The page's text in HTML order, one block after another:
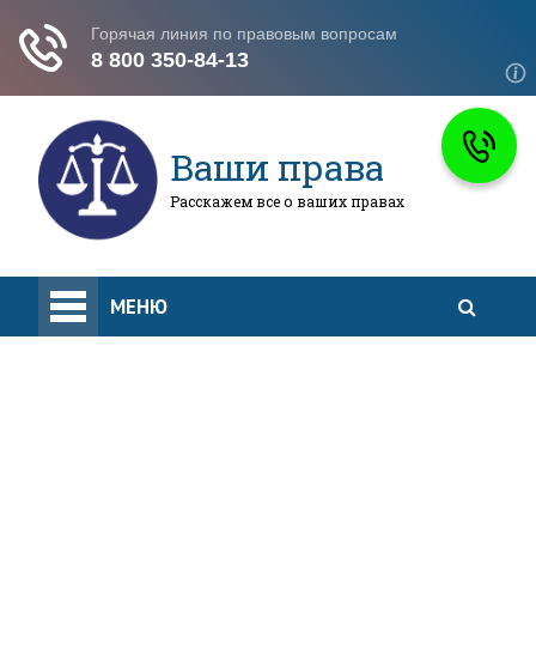
Ваши права
Расскажем все о ваших правах
МЕНЮ
Жилищное Право